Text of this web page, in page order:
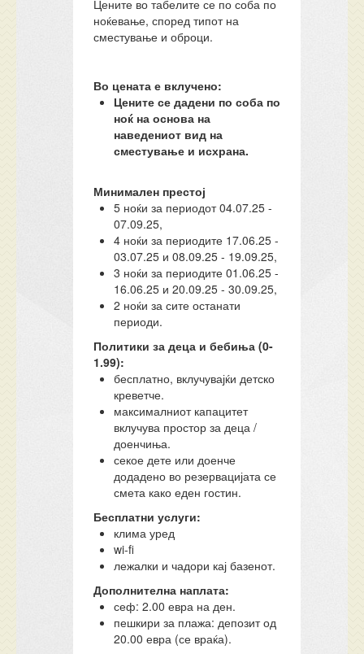
Цените во табелите се по соба по
ноќевање, според типот на
сместување и оброци.
Во цената е вклучено:
Цените се дадени по соба по
ноќ на основа на
наведениот вид на
сместување и исхрана.
Минимален престој
5 ноќи за периодот 04.07.25 -
07.09.25,
4 ноќи за периодите 17.06.25 -
03.07.25 и 08.09.25 - 19.09.25,
3 ноќи за периодите 01.06.25 -
16.06.25 и 20.09.25 - 30.09.25,
2 ноќи за сите останати
периоди.
Политики за деца и бебиња (0-
1.99):
бесплатно, вклучувајќи детско
креветче.
максималниот капацитет
вклучува простор за деца /
доенчиња.
секое дете или доенче
додадено во резервацијата се
смета како еден гостин.
Бесплатни услуги:
клима уред
wi-fi
лежалки и чадори кај базенот.
Дополнителна наплата:
сеф: 2.00 евра на ден.
пешкири за плажа: депозит од
20.00 евра (се враќа).